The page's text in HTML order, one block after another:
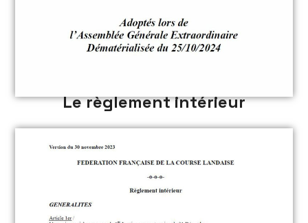
Le règlement intérieur